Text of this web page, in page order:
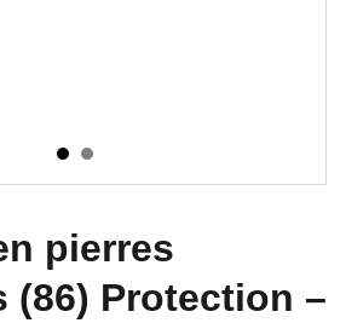
pierres
(86) Protection –